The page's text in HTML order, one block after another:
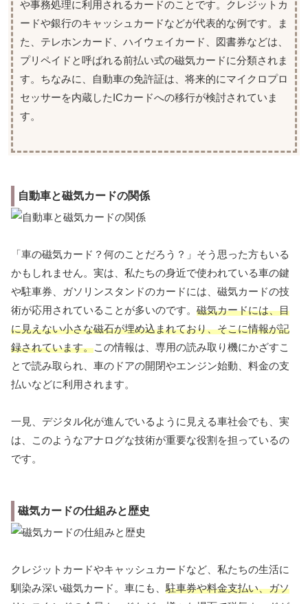
や事務処理に利用されるカードのことです。クレジットカ
ードや銀行のキャッシュカードなどが代表的な例です。ま
た、テレホンカード、ハイウェイカード、図書券などは、
プリペイドと呼ばれる前払い式の磁気カードに分類されま
す。ちなみに、自動車の免許証は、将来的にマイクロプロ
セッサーを内蔵したICカードへの移行が検討されていま
す。
自動車と磁気カードの関係
「車の磁気カード？何のことだろう？」そう思った方もいる
かもしれません。実は、私たちの身近で使われている車の鍵
や駐車券、ガソリンスタンドのカードには、磁気カードの技
術が応用されていることが多いのです。 磁気カードには、目
に見えない小さな磁石が埋め込まれており、そこに情報が記
録されています。この情報は、専用の読み取り機にかざすこ
とで読み取られ、車のドアの開閉やエンジン始動、料金の支
払いなどに利用されます。
一見、デジタル化が進んでいるように見える車社会でも、実
は、このようなアナログな技術が重要な役割を担っているの
です。
磁気カードの仕組みと歴史
クレジットカードやキャッシュカードなど、私たちの生活に
馴染み深い磁気カード。車にも、 駐車券や料金支払い、ガソ